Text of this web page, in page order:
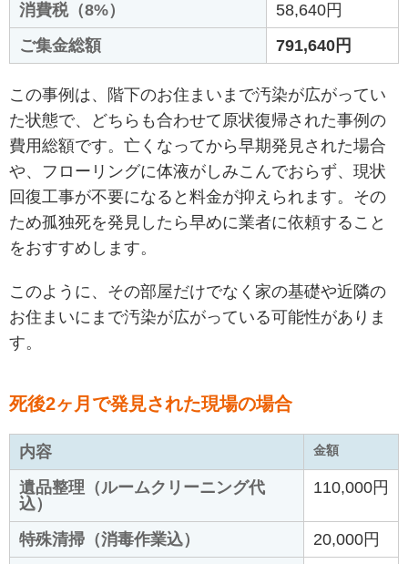
消費税（8%）
58,640円
ご集金総額
791,640円
この事例は、階下のお住まいまで汚染が広がってい
た状態で、どちらも合わせて原状復帰された事例の
費用総額です。亡くなってから早期発見された場合
や、フローリングに体液がしみこんでおらず、現状
回復工事が不要になると料金が抑えられます。その
ため孤独死を発見したら早めに業者に依頼すること
をおすすめします。
このように、その部屋だけでなく家の基礎や近隣の
お住まいにまで汚染が広がっている可能性がありま
す。
死後2ヶ月で発見された現場の場合
内容 金額
遺品整理（ルームクリーニング代
込）
110,000円
特殊清掃（消毒作業込）
20,000円